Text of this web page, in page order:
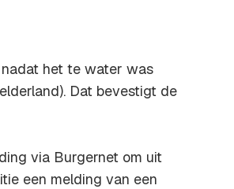
het te water was
Dat bevestigt de
via Burgernet om uit
een melding van een